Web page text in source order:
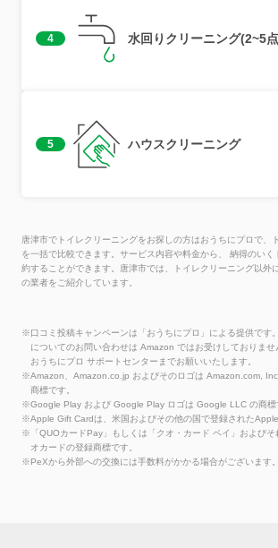
4 水回りクリーニング(2~5
5 ハウスクリーニング
唐津市でトイレクリーニングをお探しの方はおうちにプロで、
を一括で比較できます。サービス内容や料金から、 納得のい
約することができます。唐津市では、トイレクリーニング以外
の業者をご紹介しています。
※口コミ投稿キャンペーンは「おうちにプロ」による提供です
についてのお問い合わせは Amazon ではお受けしておりませ
おうちにプロ サポートセンターまでお願いいたします。
※Amazon、Amazon.co.jp およびそのロゴは Amazon.com,
商標です。
※Google Play および Google Play ロゴは Google LLC の商標
※Apple Gift Cardは、米国およびその他の国で登録されたApple
※「QUOカードPay」もしくは「クオ・カード ペイ」およびそ
オカードの登録商標です。
※PeXから外部への交換には手数料がかかる場合がございます。